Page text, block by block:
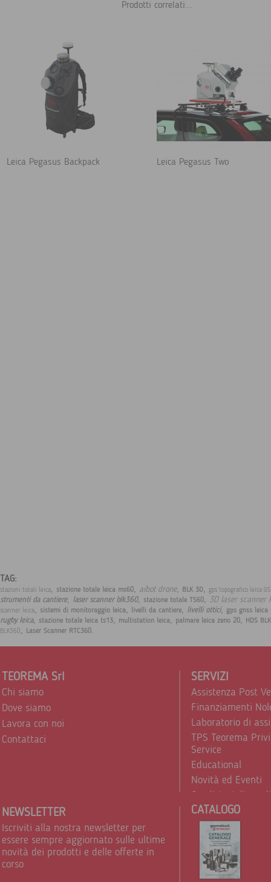
Prodotti correlati...
Leica Pegasus Backpack Leica Pegasus Two
TAG:
stazioni totali leica, stazione totale leica ms60, aibot drone, BLK 3D, gps topografico leica
strumenti da cantiere, laser scanner blk360, stazione totale TS60, 3D laser scanner
scanner leica, sistemi di monitoraggio leica, livelli da cantiere, livelli ottici, gps gnss leica
rugby leica, stazione totale leica ts13, multistation leica, palmare leica zeno 20, HDS
BLK360, Laser Scanner RTC360.
TEOREMA Srl
Chi siamo
Dove siamo
Lavora con noi
Contattaci
SERVIZI
Assistenza Post
Finanziamenti
Laboratorio di
TPS Teorema
Service
Educational
Novità ed Eventi
Condizioni di
Trattamento dei
NEWSLETTER
Iscriviti alla nostra newsletter per
essere sempre aggiornato sulle ultime
novità dei prodotti e delle offerte in
corso
CATALOGO